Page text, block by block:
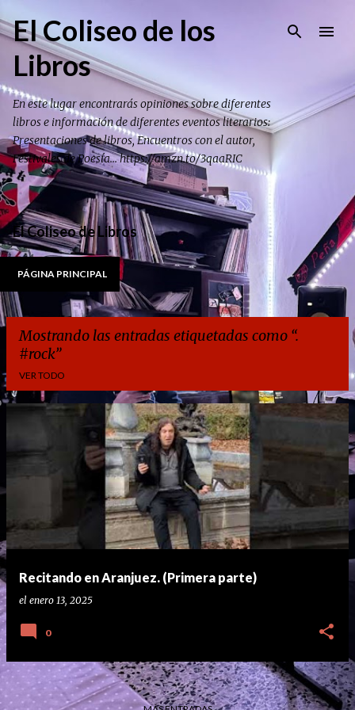
Ir al contenido principal
El Coliseo de los
Libros
En este lugar encontrarás opiniones sobre diferentes
libros e información de diferentes eventos literarios:
Presentaciones de libros, Encuentros con el autor,
Festivales de Poesía... https://amzn.to/3qaaRIC
El Coliseo de Libros
PÁGINA PRINCIPAL
Mostrando las entradas etiquetadas como .
#rock
VER TODO
n
t
r
a
d
a
s
Recitando en Aranjuez. (Primera parte)
el enero 13, 2025
0